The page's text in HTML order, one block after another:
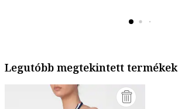
Legutóbb megtekintett termékek